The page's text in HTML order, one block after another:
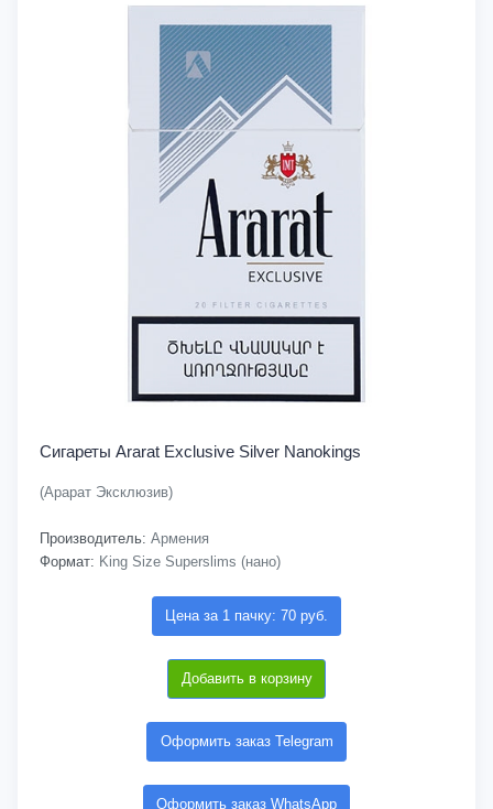
Сигареты Ararat Exclusive Silver Nanokings
(Арарат Эксклюзив)
Производитель: Армения
Формат: King Size Superslims (нано)
Цена за 1 пачку: 70 руб.
Добавить в корзину
Оформить заказ Telegram
Оформить заказ WhatsApp